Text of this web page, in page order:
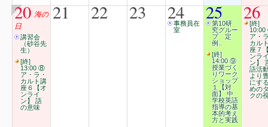
20 海の
日
講習会
（砂谷先
生）
[終]
13:00 ⑧
ア・ラ・
カルト講
座６【オ
ンライ
ン】 語
の意味
21 22 23 24
事務員在
室
25
第10研
究グルー
プ 定
例..
[終]
14:00 ⑨
授業づく
りワーク
ショップ
１【対
面】 中
学校英語
指導の基
本的考え
方と実践
26
[終]
ア・
カル
座７
ンラ
ン】
語活
より
にす
めの
クの